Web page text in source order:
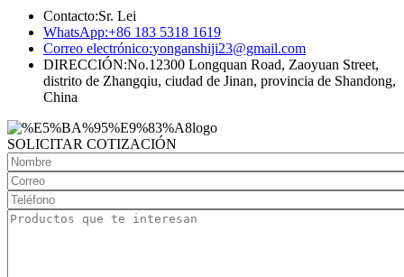
Contacto:Sr. Lei
WhatsApp:+86 183 5318 1619
Correo electrónico:yonganshiji23@gmail.com
DIRECCIÓN:No.12300 Longquan Road, Zaoyuan Street,
distrito de Zhangqiu, ciudad de Jinan, provincia de Shandong,
China
SOLICITAR COTIZACIÓN